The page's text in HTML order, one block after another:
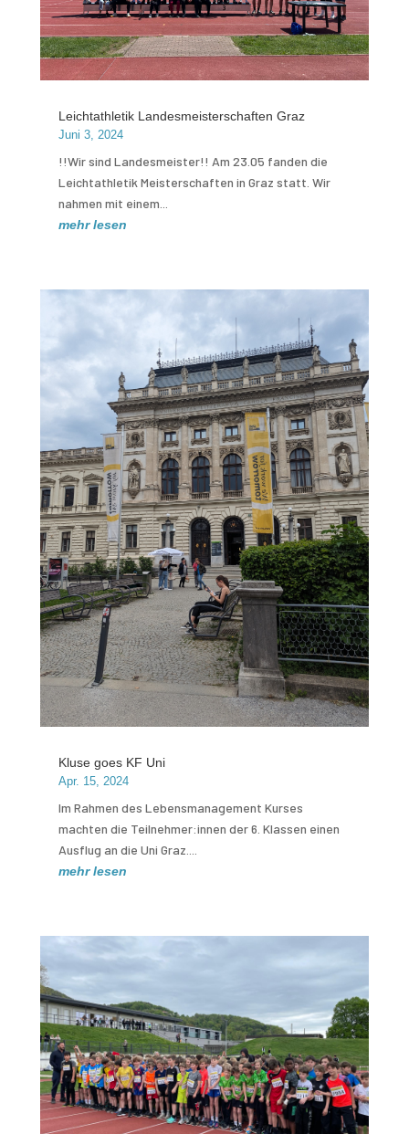
Leichtathletik Landesmeisterschaften Graz
Juni 3, 2024
!!Wir sind Landesmeister!! Am 23.05 fanden die
Leichtathletik Meisterschaften in Graz statt. Wir
nahmen mit einem...
mehr lesen
Kluse goes KF Uni
Apr. 15, 2024
Im Rahmen des Lebensmanagement Kurses
machten die Teilnehmer:innen der 6. Klassen einen
Ausflug an die Uni Graz....
mehr lesen